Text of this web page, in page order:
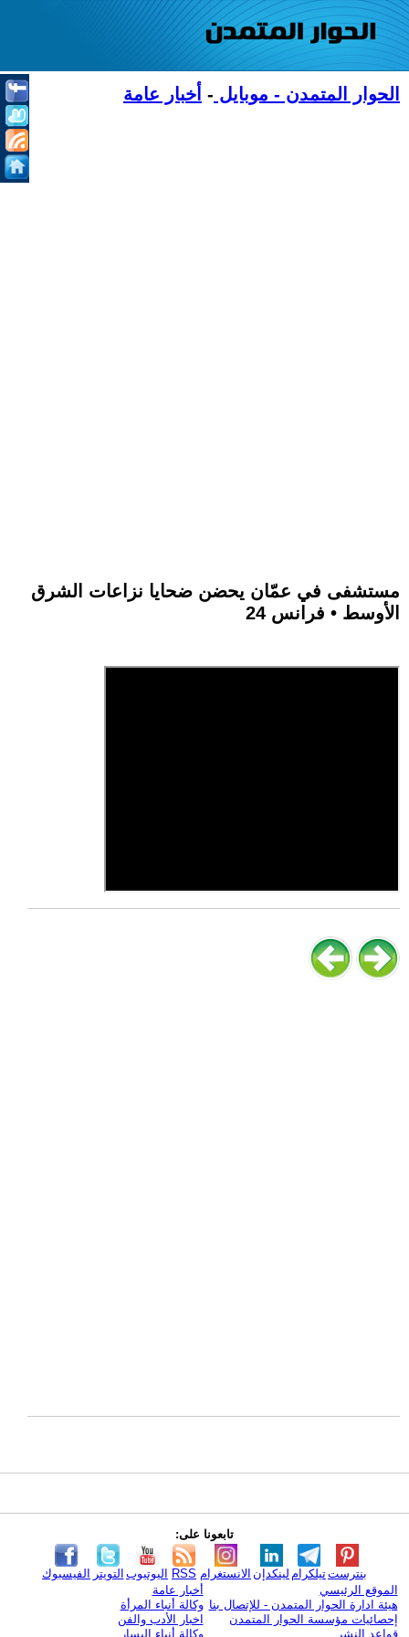
الحوار المتمدن - موبايل - أخبار عامة
مستشفى في عمّان يحضن ضحايا نزاعات الشرق
الأوسط • فرانس 24
تابعونا على:
الفيسبوك التويتر اليوتيوب RSS الانستغرام لينكدإن تيلكرامبنترست
الموقع الرئيسي
هيئة ادارة الحوار المتمدن - للإتصال بنا
إحصائيات مؤسسة الحوار المتمدن
قواعد النشر
أخبار عامة
وكالة أنباء المرأة
اخبار الأدب والفن
وكالة أنباء اليسار